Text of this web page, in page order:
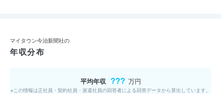
マイタウン今治新聞社の
年収分布
平均年収 ??? 万円
※この情報は正社員・契約社員・派遣社員の回答者による回答データから算出しています。